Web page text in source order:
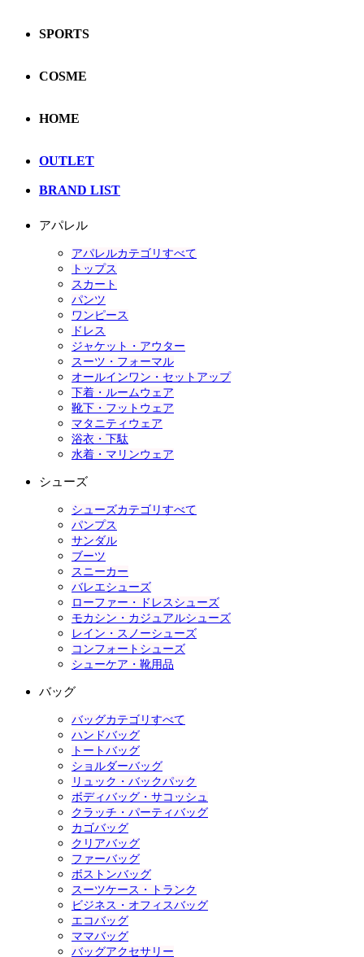
SPORTS
COSME
HOME
OUTLET
BRAND LIST
アパレル
アパレルカテゴリすべて
トップス
スカート
パンツ
ワンピース
ドレス
ジャケット・アウター
スーツ・フォーマル
オールインワン・セットアップ
下着・ルームウェア
靴下・フットウェア
マタニティウェア
浴衣・下駄
水着・マリンウェア
シューズ
シューズカテゴリすべて
パンプス
サンダル
ブーツ
スニーカー
バレエシューズ
ローファー・ドレスシューズ
モカシン・カジュアルシューズ
レイン・スノーシューズ
コンフォートシューズ
シューケア・靴用品
バッグ
バッグカテゴリすべて
ハンドバッグ
トートバッグ
ショルダーバッグ
リュック・バックパック
ボディバッグ・サコッシュ
クラッチ・パーティバッグ
カゴバッグ
クリアバッグ
ファーバッグ
ボストンバッグ
スーツケース・トランク
ビジネス・オフィスバッグ
エコバッグ
ママバッグ
バッグアクセサリー